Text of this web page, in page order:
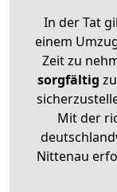
In der Tat
einem
Zeit zu
sorgfältig zu
Mit der
Nittenau